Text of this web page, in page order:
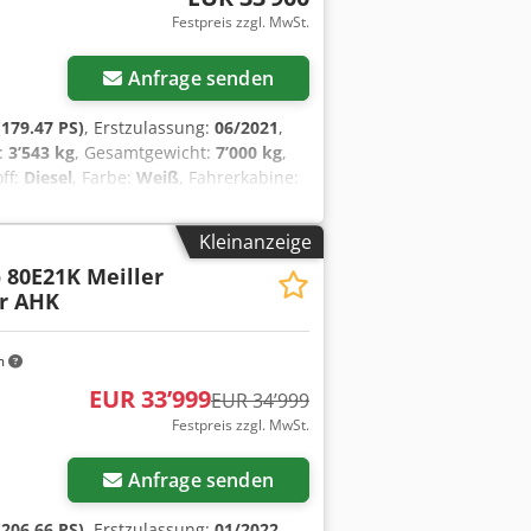
Festpreis zzgl. MwSt.
Anfrage senden
PS), Erstzulassung: 06/2021,
3’543 kg, Gesamtgewicht: 7’000 kg,
Diesel, Farbe: Weiß, Fahrerkabine:
Klimaanlage, Tempomat,
m * Nutzlast = 3543 kg *
Antiblockiersystem (ABS),
Fensterheber
Schaltgetriebe,
Kleinanzeige
80E21K Meiller
AHK
EUR 33’999EUR 34’999
Festpreis zzgl. MwSt.
Anfrage senden